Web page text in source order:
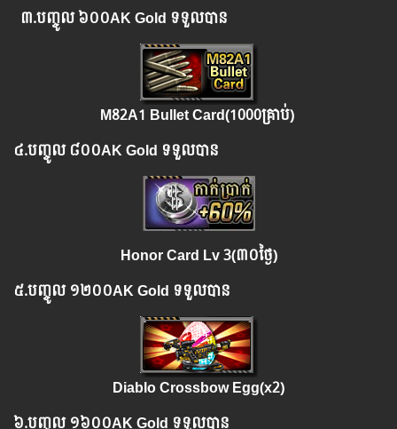
៣.​បញ្ចូល៦០០AK Gold ទទួលបាន
M82A1 Bullet Card(1000គ្រាប់)
៤.​បញ្ចូល ៨០០AK Gold ទទួលបាន
Honor Card Lv 3(៣០ថ្ងៃ)
៥.​បញ្ចូល ១២០០AK Gold ទទួលបាន
Diablo Crossbow Egg(x2)
៦.​បញ្ចូល ១៦០០AK Gold ទទួលបាន